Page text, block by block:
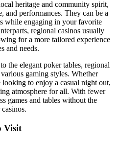
heritage and community spirit,
and performances. They can be a
while engaging in your favorite
regional casinos usually
for a more tailored experience
and needs.
the elegant poker tables, regional
gaming styles. Whether
to enjoy a casual night out,
atmosphere for all. With fewer
games and tables without the
Visit